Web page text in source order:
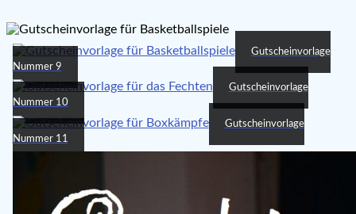
Gutscheinvorlage
Nummer 9
Gutscheinvorlage
Nummer 10
Gutscheinvorlage
Nummer 11